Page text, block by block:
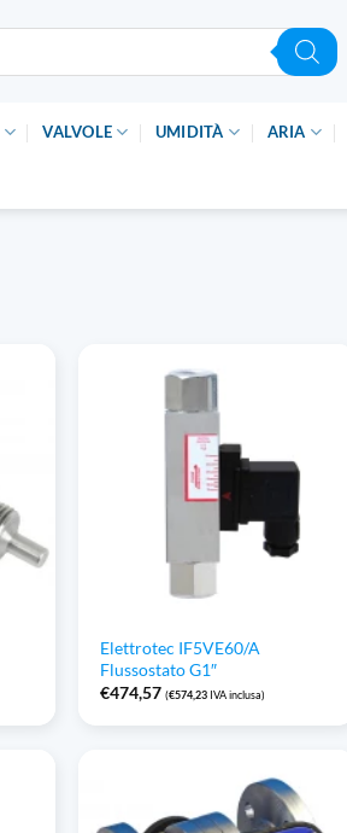
VALVOLE UMIDITÀ ARIA
Elettrotec IF5VE60/A
Flussostato G1″
€474,57 (€574,23IVA inclusa)